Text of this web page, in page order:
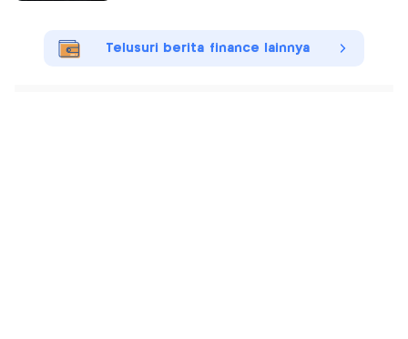
Telusuri berita finance lainnya